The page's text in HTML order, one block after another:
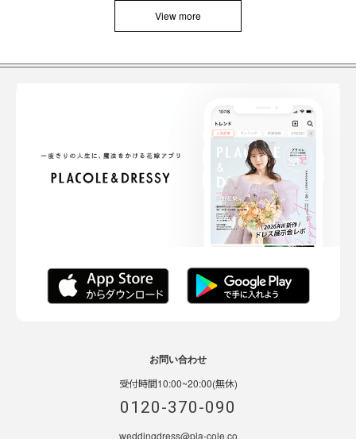
View more
お問い合わせ
受付時間10:00~20:00(無休)
0120-370-090
weddingdress@pla-cole.co